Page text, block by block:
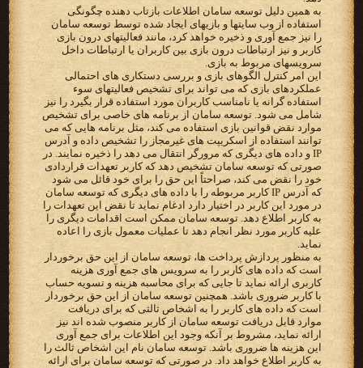
به همین دلیل توسعه سامان اطلاعات بازتاب دهنده چگونگی
استفاده از وب سایتها و بازیهای ایجاد شده توسط توسعه سامان
را نیز جمع آوری و ذخیره خواهد کرد، مانند فعالیتهای درون بازی
کاربر و نیز ارتباطات درون بازی بین کاربران یا ارتباطات داخل
سرویسهای مربوط به بازی.
این امر کنترل الگوهای بازی و بررسی دستکاری های احتمالی
عملکردهای بازی که می تواند برای تشخیص فعالیتهای سوء
استفاده گرانه یا نامناسب کاربران مورد استفاده قرار بگیرد را نیز
شامل می شود. توسعه سامان از برنامه های خاصی برای تشخیص
موارد نقض قوانین بازی استفاده می کند، مثل برنامه هایی که می
توانند استفاده از اسکریپت های غیرمجاز را تشخیص داده و آدرس
IP و داده های دیگری که مرورگر انتقال می دهد را ذخیره نمایند. در
صورتی که توسعه سامان تشخیص دهد که کاربر تعهدات قراردادی
خود را نقض می کند، صراحتاً این حق را برای خود قائل می شود
که آدرس IP کاربر مربوطه را با داده های دیگری که توسعه سامان
در مورد این کاربر در اختیار دارد ادغام نماید تا نقض این تعهدات را
به کاربر اطلاع دهد. توسعه سامان ممکن است اقدامات دیگری را
علیه کاربر مورد نظر انجام دهد تا عملیات معمول بازی را اعاده
نماید.
به منظور پردازش پرداخت ها، توسعه سامان از این حق برخوردار
است که داده های کاربر را به سرویس های جمع آوری هزینه
کاربری ارائه نماید تا جایی که برای محاسبه هزینه و تسویه حساب
با کاربر ضروری باشد. همچنین توسعه سامان از این حق برخوردار
است که داده های کاربر را به اشخاص ثالثی که برای دریافت
موارد قابل دریافت توسعه سامان از کاربر منصوب شده اند نیز
ارائه نماید، مشروط بر آنکه وجود این اطلاعات برای جمع آوری
این هزینه ها ضروری باشد. توسعه سامان نام این اشخاص ثالث را
به کاربر اطلاع خواهد داد. در صورتی که توسعه سامان برای ارائه